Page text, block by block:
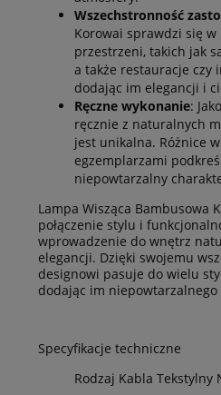
Wszechstronność
Korowai sprawdzi się
przestrzeni, takich jak
a także restauracje czy
dodając im elegancji i
Ręczne wykonanie:
ręcznie z naturalnych
jest unikalna. Różnice
egzemplarzami
niepowtarzalny
Lampa Wisząca Bambusowa
połączenie stylu i
wprowadzenie do wnętrz
elegancji. Dzięki swojemu
designowi pasuje do wielu
dodając im
Specyfikacje techniczne
Rodzaj Kabla Tekstylny